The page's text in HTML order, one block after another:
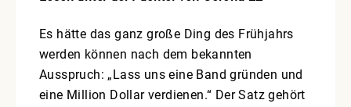
Es hätte das ganz große Ding des Frühjahrs
werden können nach dem bekannten
Ausspruch: „Lass uns eine Band gründen und
eine Million Dollar verdienen.“ Der Satz gehört